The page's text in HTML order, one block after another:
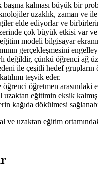
kalması büyük bir
uzaklık, zaman ve
elde ediyorlar ve
çok büyük etkisi var
modeli bilgisayar
gerçekleşmesini
değildir, çünkü öğrenci ağ
ile çeşitli hedef
teşvik eder.
öğretmen arasındaki
uzaktan eğitimin eksik
kağıda dökülmesi
ve uzaktan eğitim